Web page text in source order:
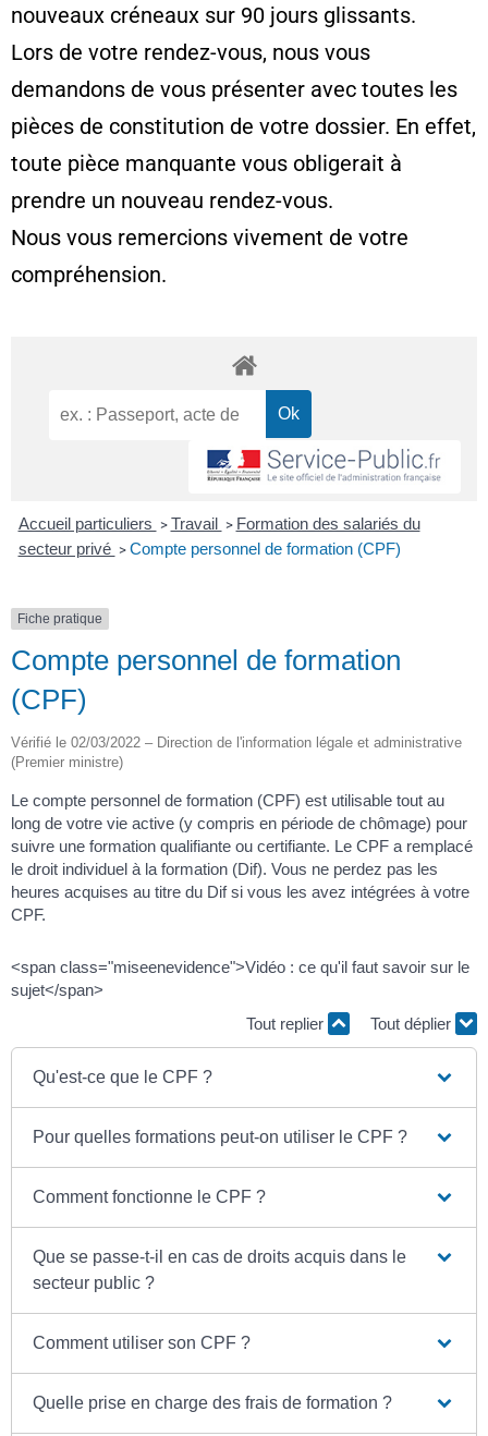
nouveaux créneaux sur 90 jours glissants.
Lors de votre rendez-vous, nous vous
demandons de vous présenter avec toutes les
pièces de constitution de votre dossier. En effet,
toute pièce manquante vous obligerait à
prendre un nouveau rendez-vous.
Nous vous remercions vivement de votre
compréhension.
Accueil particuliers > Travail > Formation des salariés du
secteur privé > Compte personnel de formation (CPF)
Fiche pratique
Compte personnel de formation
(CPF)
Vérifié le 02/03/2022 – Direction de l'information légale et administrative
(Premier ministre)
Le compte personnel de formation (CPF) est utilisable tout au
long de votre vie active (y compris en période de chômage) pour
suivre une formation qualifiante ou certifiante. Le CPF a remplacé
le droit individuel à la formation (Dif). Vous ne perdez pas les
heures acquises au titre du Dif si vous les avez intégrées à votre
CPF.
<span class="miseenevidence">Vidéo : ce qu'il faut savoir sur le
sujet</span>
Tout replier
Tout déplier
Qu'est-ce que le CPF ?
Pour quelles formations peut-on utiliser le CPF ?
Comment fonctionne le CPF ?
Que se passe-t-il en cas de droits acquis dans le
secteur public ?
Comment utiliser son CPF ?
Quelle prise en charge des frais de formation ?